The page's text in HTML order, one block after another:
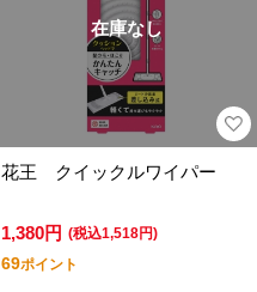
在庫なし
花王 クイックルワイパー
1,380円 (税込1,518円)
69ポイント